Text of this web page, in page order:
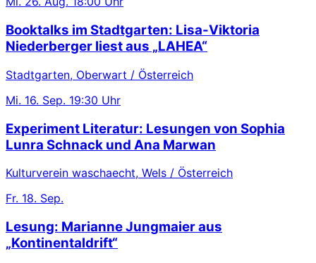
Booktalks im Stadtgarten: Lisa-Viktoria
Niederberger liest aus „LAHEA“
Stadtgarten, Oberwart / Österreich
Mi. 16. Sep. 19:30 Uhr
Experiment Literatur: Lesungen von Sophia
Lunra Schnack und Ana Marwan
Kulturverein waschaecht, Wels / Österreich
Fr. 18. Sep.
Lesung: Marianne Jungmaier aus
„Kontinentaldrift“